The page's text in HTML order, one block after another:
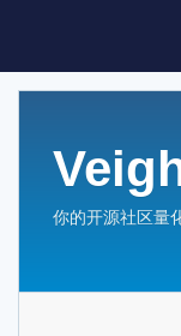
你的开源社区量